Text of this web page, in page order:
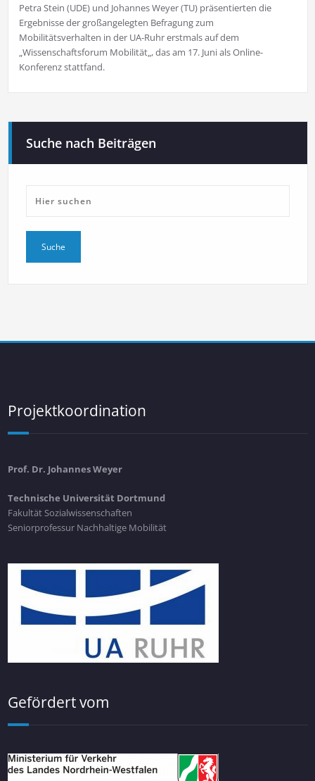
Petra Stein (UDE) und Johannes Weyer (TU) präsentierten die
Ergebnisse der großangelegten Befragung zum
Mobilitätsverhalten in der UA-Ruhr erstmals auf dem
„Wissenschaftsforum Mobilität„, das am 17. Juni als Online-
Konferenz stattfand.
Suche nach Beiträgen
Projektkoordination
Prof. Dr. Johannes Weyer
Technische Universität Dortmund
Fakultät Sozialwissenschaften
Seniorprofessur Nachhaltige Mobilität
Gefördert vom